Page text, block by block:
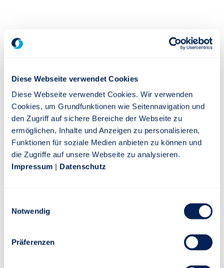
Diese Webseite verwendet Cookies
Diese Webseite verwendet Cookies. Wir verwenden
Cookies, um Grundfunktionen wie Seitennavigation und
den Zugriff auf sichere Bereiche der Webseite zu
ermöglichen, Inhalte und Anzeigen zu personalisieren,
Funktionen für soziale Medien anbieten zu können und
die Zugriffe auf unsere Webseite zu analysieren.
Impressum | Datenschutz
Notwendig
Präferenzen
Die Stuttgarter schreibt Geschichte.
und Sterbekasse
1969 Einführung der ersten deutschen Fondspolice
1977 Erste Generation der Unfallversicherung
1995 Weiterentwicklung der innovativen Rententarife
1998 Neue Berufsunfähigkeits- und
Erwerbsunfähigkeitstarife
2000 Einführung der Investmentpolice
2011 Hybridversicherung der neuesten Generation
GrüneRente